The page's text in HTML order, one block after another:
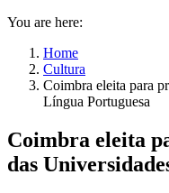
You are here:
Home
Cultura
Coimbra eleita para
Língua Portuguesa
Coimbra eleita
das